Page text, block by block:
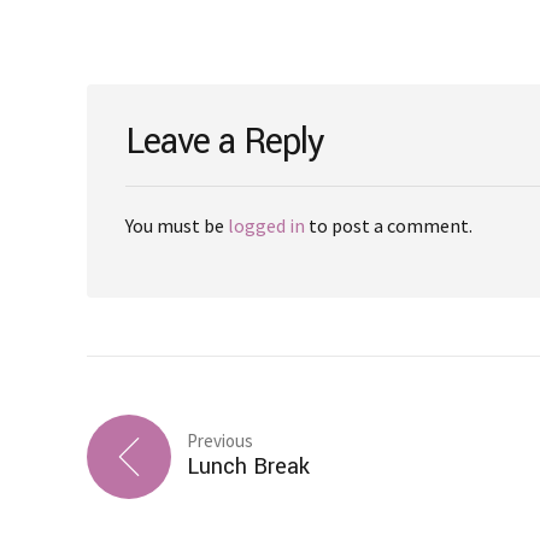
Leave a Reply
You must be logged in to post a comment.
Previous
Lunch Break